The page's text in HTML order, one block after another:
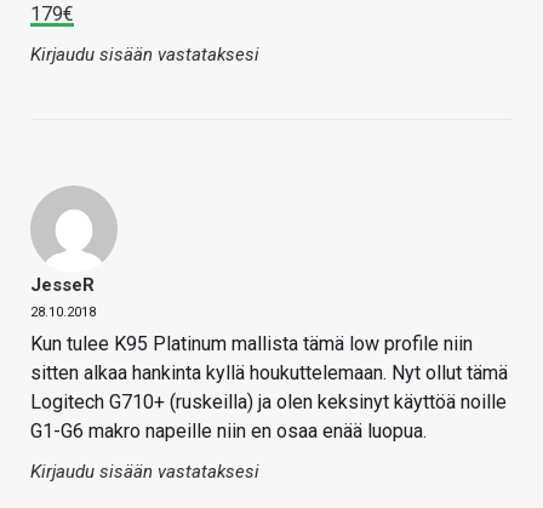
179€
Kirjaudu sisään vastataksesi
JesseR
28.10.2018
Kun tulee K95 Platinum mallista tämä low profile niin
sitten alkaa hankinta kyllä houkuttelemaan. Nyt ollut tämä
Logitech G710+ (ruskeilla) ja olen keksinyt käyttöä noille
G1-G6 makro napeille niin en osaa enää luopua.
Kirjaudu sisään vastataksesi